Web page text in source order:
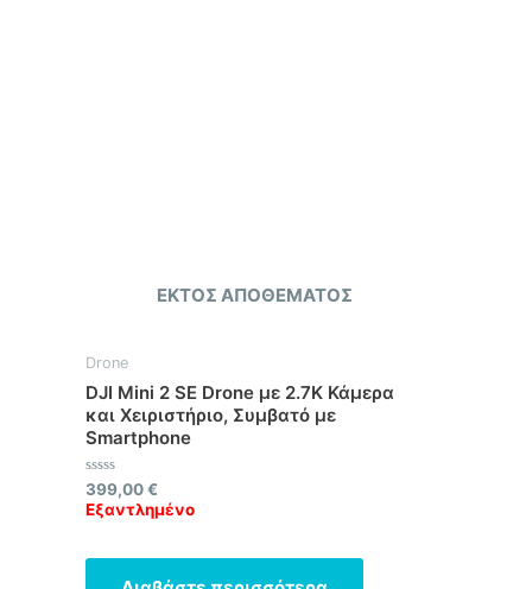
ΕΚΤΌΣ ΑΠΟΘΈΜΑΤΟΣ
Drone
DJI Mini 2 SE Drone με 2.7Κ Κάμερα
και Χειριστήριο, Συμβατό με
Smartphone
Βαθμολογήθηκε
με
0
399,00€
Εξαντλημένο